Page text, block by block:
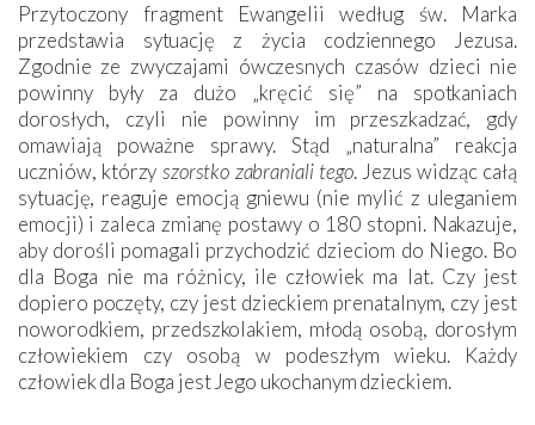
Przytoczony fragment Ewangelii według św. Marka
przedstawia sytuację z życia codziennego Jezusa.
Zgodnie ze zwyczajami ówczesnych czasów dzieci nie
powinny były za dużo „kręcić się” na spotkaniach
dorosłych, czyli nie powinny im przeszkadzać, gdy
omawiają poważne sprawy. Stąd „naturalna” reakcja
uczniów, którzy szorstko zabraniali tego. Jezus widząc całą
sytuację, reaguje emocją gniewu (nie mylić z uleganiem
emocji) i zaleca zmianę postawy o 180 stopni. Nakazuje,
aby dorośli pomagali przychodzić dzieciom do Niego. Bo
dla Boga nie ma różnicy, ile człowiek ma lat. Czy jest
dopiero poczęty, czy jest dzieckiem prenatalnym, czy jest
noworodkiem, przedszkolakiem, młodą osobą, dorosłym
człowiekiem czy osobą w podeszłym wieku. Każdy
człowiek dla Boga jest Jego ukochanym dzieckiem.